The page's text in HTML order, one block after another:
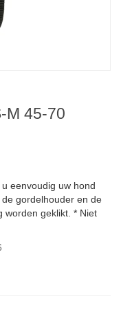
M 45-70
eenvoudig uw hond
gordelhouder en de
worden geklikt. * Niet